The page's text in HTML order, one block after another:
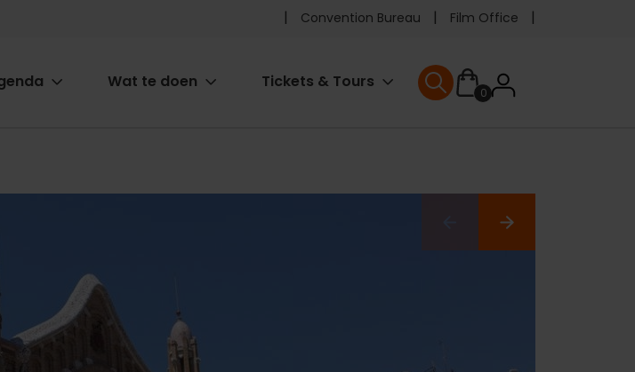
Pre
header
Convention Bureau Film Office
Wat te doen Tickets & Tours
0User
User menu